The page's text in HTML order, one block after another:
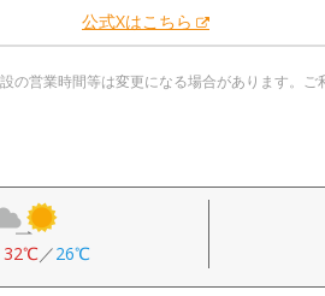
公式Xはこちら
の営業時間等は変更になる場合があります。ご
32℃／26℃